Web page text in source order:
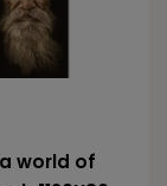
a world of